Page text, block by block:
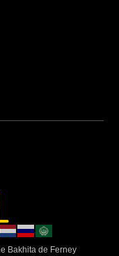
Bakhita de Ferney